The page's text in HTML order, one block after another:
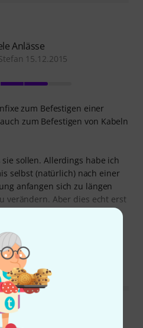
Anlässe
15.12.2015
zum Befestigen einer
zum Befestigen von Kabeln
sollen. Allerdings habe ich
selbst (natürlich) nach einer
anfangen sich zu längen
verändern. Aber dies echt erst
MELDEN
11.05.2021